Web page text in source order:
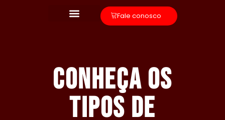
Fale conosco
Conheça os
tipos de